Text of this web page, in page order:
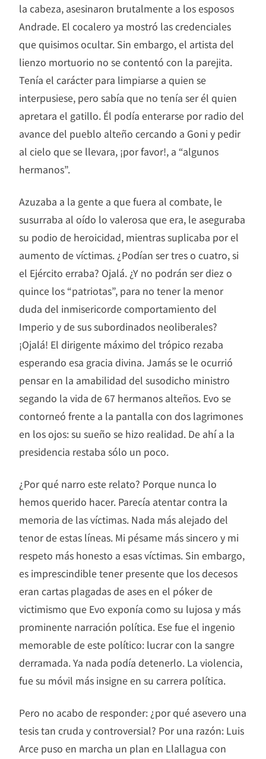
la cabeza, asesinaron brutalmente a los esposos
Andrade. El cocalero ya mostró las credenciales
que quisimos ocultar. Sin embargo, el artista del
lienzo mortuorio no se contentó con la parejita.
Tenía el carácter para limpiarse a quien se
interpusiese, pero sabía que no tenía ser él quien
apretara el gatillo. Él podía enterarse por radio del
avance del pueblo alteño cercando a Goni y pedir
al cielo que se llevara, ¡por favor!, a “algunos
hermanos”.
Azuzaba a la gente a que fuera al combate, le
susurraba al oído lo valerosa que era, le aseguraba
su podio de heroicidad, mientras suplicaba por el
aumento de víctimas. ¿Podían ser tres o cuatro, si
el Ejército erraba? Ojalá. ¿Y no podrán ser diez o
quince los “patriotas”, para no tener la menor
duda del inmisericorde comportamiento del
Imperio y de sus subordinados neoliberales?
¡Ojalá! El dirigente máximo del trópico rezaba
esperando esa gracia divina. Jamás se le ocurrió
pensar en la amabilidad del susodicho ministro
segando la vida de 67 hermanos alteños. Evo se
contorneó frente a la pantalla con dos lagrimones
en los ojos: su sueño se hizo realidad. De ahí a la
presidencia restaba sólo un poco.
¿Por qué narro este relato? Porque nunca lo
hemos querido hacer. Parecía atentar contra la
memoria de las víctimas. Nada más alejado del
tenor de estas líneas. Mi pésame más sincero y mi
respeto más honesto a esas víctimas. Sin embargo,
es imprescindible tener presente que los decesos
eran cartas plagadas de ases en el póker de
victimismo que Evo exponía como su lujosa y más
prominente narración política. Ese fue el ingenio
memorable de este político: lucrar con la sangre
derramada. Ya nada podía detenerlo. La violencia,
fue su móvil más insigne en su carrera política.
Pero no acabo de responder: ¿por qué asevero una
tesis tan cruda y controversial? Por una razón: Luis
Arce puso en marcha un plan en Llallagua con